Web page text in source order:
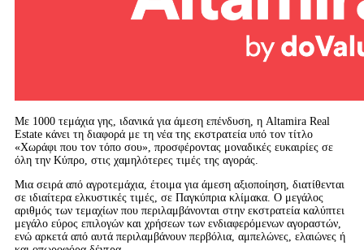
Με 1000 τεμάχια γης, ιδανικά για άμεση επένδυση, η Altamira Real
Estate κάνει τη διαφορά με τη νέα της εκστρατεία υπό τον τίτλο
«Χωράφι που τον τόπο σου», προσφέροντας μοναδικές ευκαιρίες σε
όλη την Κύπρο, στις χαμηλότερες τιμές της αγοράς.
Μια σειρά από αγροτεμάχια, έτοιμα για άμεση αξιοποίηση, διατίθενται
σε ιδιαίτερα ελκυστικές τιμές, σε Παγκύπρια κλίμακα. Ο μεγάλος
αριθμός των τεμαχίων που περιλαμβάνονται στην εκστρατεία καλύπτει
μεγάλο εύρος επιλογών και χρήσεων των ενδιαφερόμενων αγοραστών,
ενώ αρκετά από αυτά περιλαμβάνουν περβόλια, αμπελώνες, ελαιώνες ή